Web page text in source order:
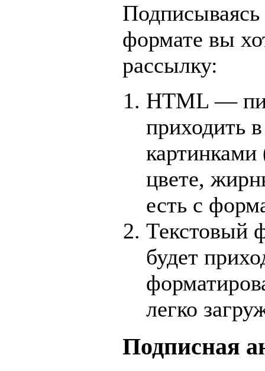
формате вы
рассылку:
HTML —
приходить
картинками
цвете,
есть с
Текстовый
будет
легко
Подписная